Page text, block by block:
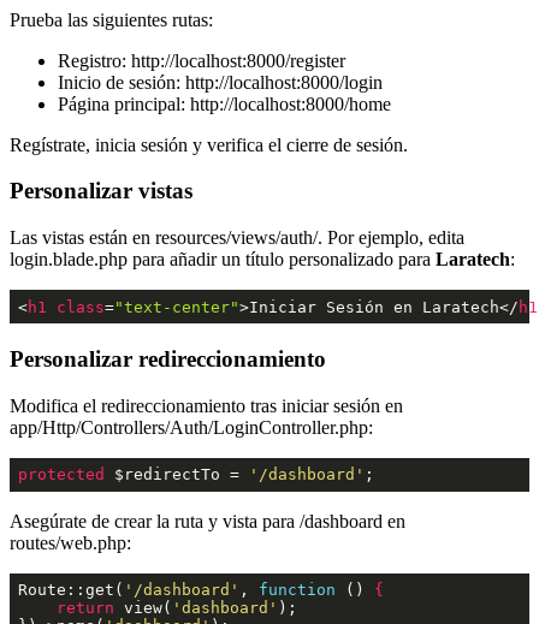
Prueba las siguientes rutas:
Registro: http://localhost:8000/register
Inicio de sesión: http://localhost:8000/login
Página principal: http://localhost:8000/home
Regístrate, inicia sesión y verifica el cierre de sesión.
Personalizar vistas
Las vistas están en resources/views/auth/. Por ejemplo, edita
login.blade.php para añadir un título personalizado para Laratech:
<h1 class="text-center">Iniciar Sesión en Laratech</ h1
Personalizar redireccionamiento
Modifica el redireccionamiento tras iniciar sesión en
app/Http/Controllers/Auth/LoginController.php:
protected $redirectTo = '/dashboard' ;
Asegúrate de crear la ruta y vista para /dashboard en
routes/web.php:
Route::get( '/dashboard' , function ()
{
return view( 'dashboard' );